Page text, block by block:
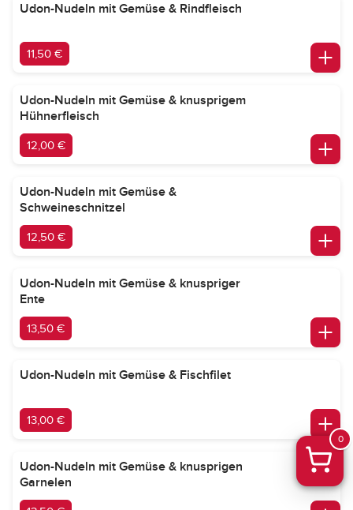
Udon-Nudeln mit Gemüse & Rindfleisch
11,50 €
Udon-Nudeln mit Gemüse & knusprigem
Hühnerfleisch
12,00 €
Udon-Nudeln mit Gemüse &
Schweineschnitzel
12,50 €
Udon-Nudeln mit Gemüse & knuspriger
Ente
13,50 €
Udon-Nudeln mit Gemüse & Fischfilet
13,00 €
Udon-Nudeln mit Gemüse & knusprigen
Garnelen
0